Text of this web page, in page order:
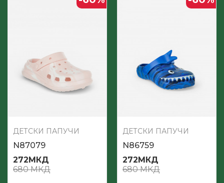
ДЕТСКИ ПАПУЧИ
N87079
272МКД
680МКД
ДЕТСКИ ПАПУЧИ
N86759
272МКД
680МКД